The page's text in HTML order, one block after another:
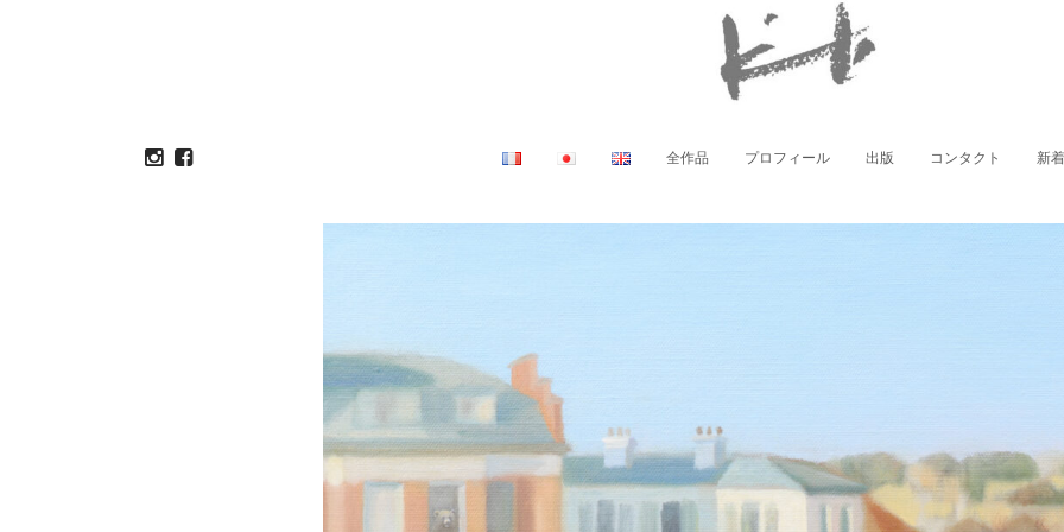
全作品 プロフィール 出版 コンタクト 新